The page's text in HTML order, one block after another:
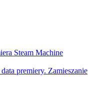
Steam Machine
premiery. Zamieszanie